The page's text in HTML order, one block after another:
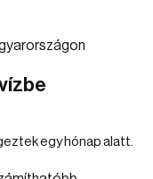
egy hónap alatt.